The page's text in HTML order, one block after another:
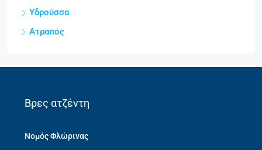
Υδρούσσα
Ατραπός
Βρες ατζέντη
Νομός Φλώρινας